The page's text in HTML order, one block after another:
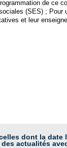
de ce
(SES) ; Pour
et leur
dont la date
actualités